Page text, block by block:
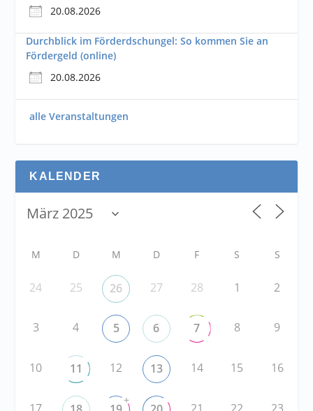
20.08.2026
Durchblick im Förderdschungel: So kommen Sie an
Fördergeld (online)
20.08.2026
alle Veranstaltungen
KALENDER
M D M D F S S
24 25 26 27 28 1 2
3 4 5 6 7 8 9
10 11 12 13 14 15 16
17
+
21 22 23